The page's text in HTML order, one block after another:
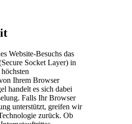
Website-Besuchs das
Socket Layer) in
Ihrem Browser
handelt es sich dabei
Falls Ihr Browser
unterstützt, greifen wir
zurück. Ob